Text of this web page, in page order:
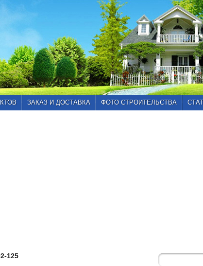
ЗАКАЗ И ДОСТАВКА ФОТО СТРОИТЕЛЬСТВА
125